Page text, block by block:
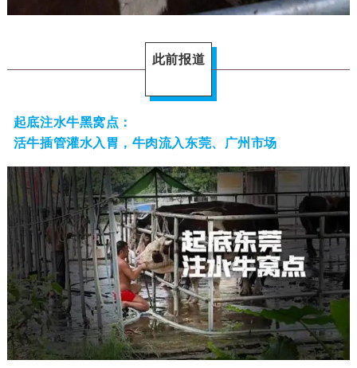
此前报道
起底注水牛黑窝点：
活牛插管灌水入胃，牛肉流入东莞、广州市场